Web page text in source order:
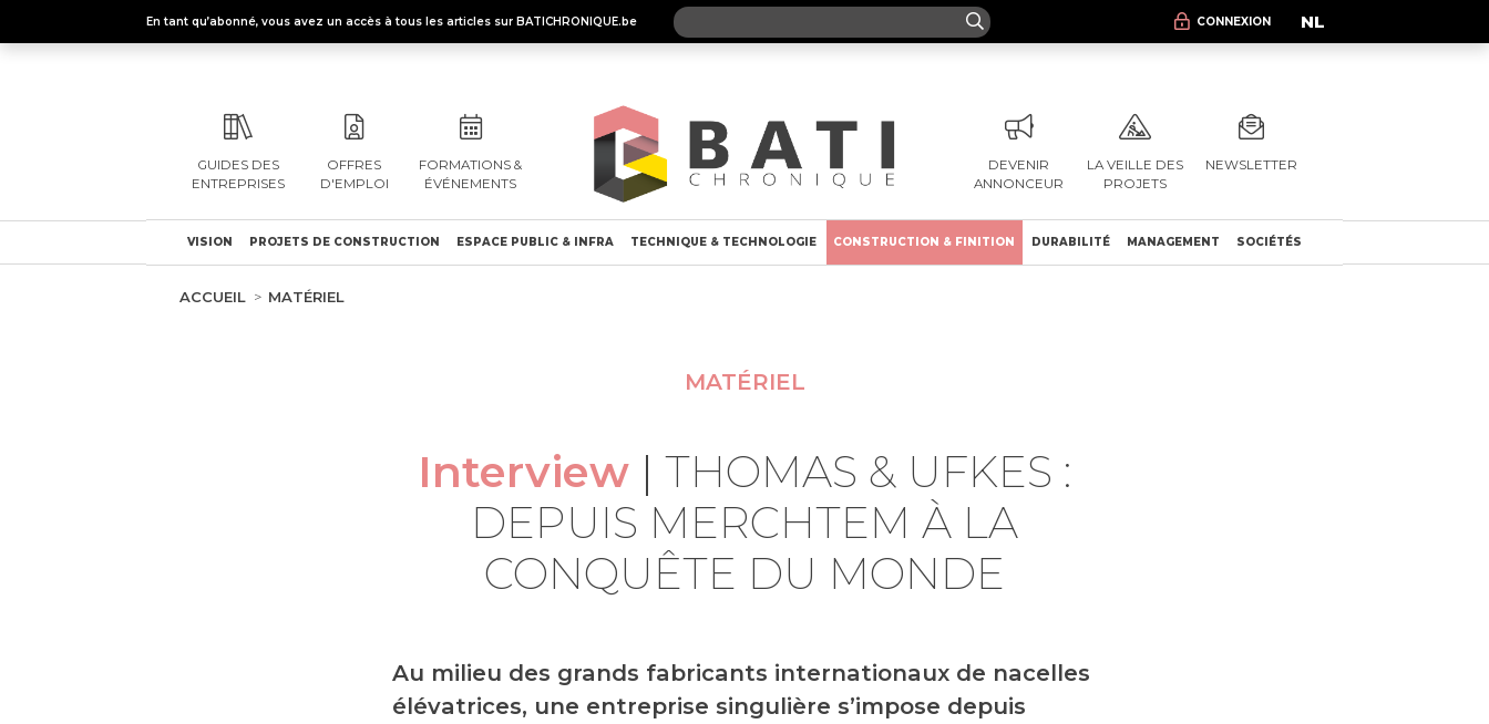
En tant qu’abonné, vous avez un accès à tous les articles sur BATICHRONIQUE.be CONNEXION NL
GUIDES DES
ENTREPRISES
OFFRES
D'EMPLOI
FORMATIONS &
ÉVÉNEMENTS
DEVENIR
ANNONCEUR
LA VEILLE DES
PROJETS
NEWSLETTER
VISION PROJETS DE CONSTRUCTION ESPACE PUBLIC & INFRA TECHNIQUE & TECHNOLOGIE CONSTRUCTION & FINITION DURABILITÉ MANAGEMENT SOCIÉTÉS
ACCUEIL MATÉRIEL
MATÉRIEL
Interview | THOMAS & UFKES :
DEPUIS MERCHTEM À LA
CONQUÊTE DU MONDE
Au milieu des grands fabricants internationaux de nacelles
élévatrices, une entreprise singulière s’impose depuis